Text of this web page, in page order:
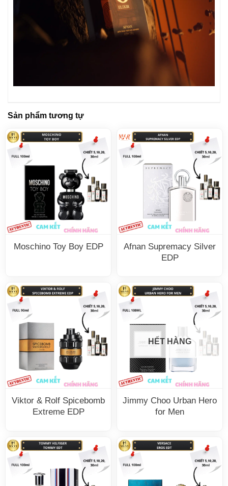
Sản phẩm tương tự
Moschino Toy Boy EDP
Afnan Supremacy Silver
EDP
Viktor & Rolf Spicebomb
Extreme EDP
HẾT HÀNG
Jimmy Choo Urban Hero
for Men